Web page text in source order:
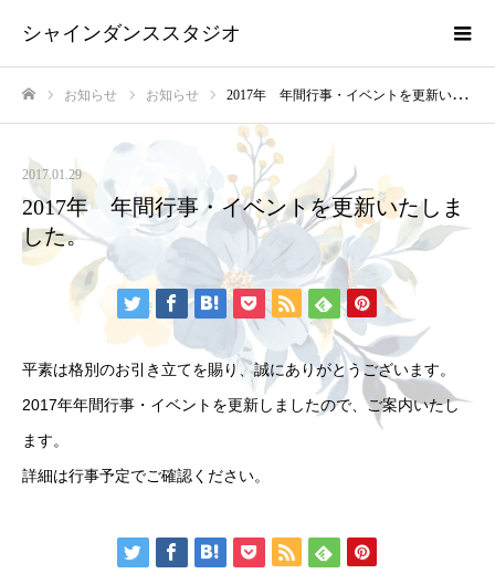
シャインダンススタジオ
お知らせ お知らせ 2017年 年間行事・イベントを更新いたしました。
2017.01.29
2017年 年間行事・イベントを更新いたしま
した。
平素は格別のお引き立てを賜り、誠にありがとうございます。
2017年年間行事・イベントを更新しましたので、ご案内いたし
ます。
詳細は行事予定でご確認ください。